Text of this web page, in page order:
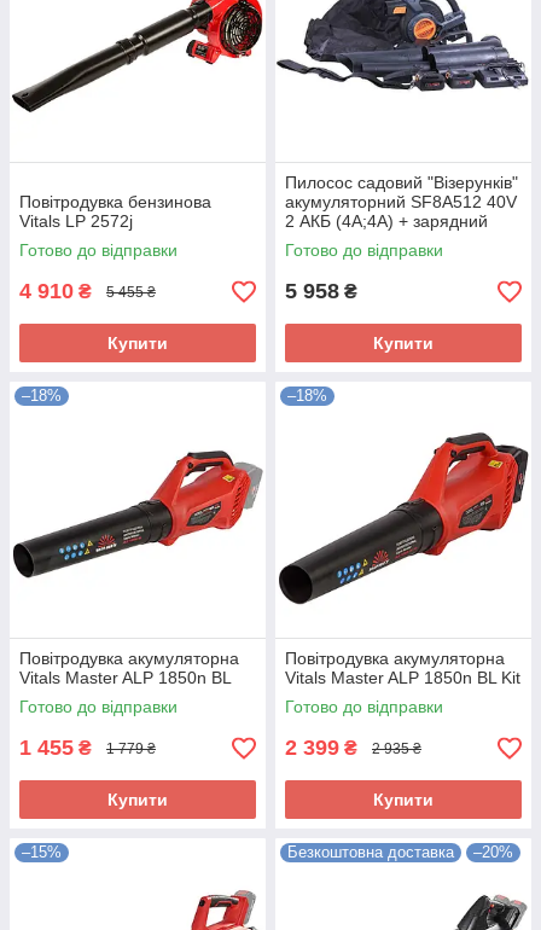
Повітродувка бензинова
Vitals LP 2572j
Готово до відправки
4 910 ₴ 5 455 ₴
Купити
Пилосос садовий "Візерунків"
акумуляторний SF8A512 40V
2 АКБ (4A;4A) + зарядний
пристрій TTG (код 40061)
Готово до відправки
5 958 ₴
Купити
–18%
Повітродувка акумуляторна
Vitals Master ALP 1850n BL
Готово до відправки
1 455 ₴ 1 779 ₴
Купити
–18%
Повітродувка акумуляторна
Vitals Master ALP 1850n BL Kit
Готово до відправки
2 399 ₴ 2 935 ₴
Купити
–15% Безкоштовна доставка –20%